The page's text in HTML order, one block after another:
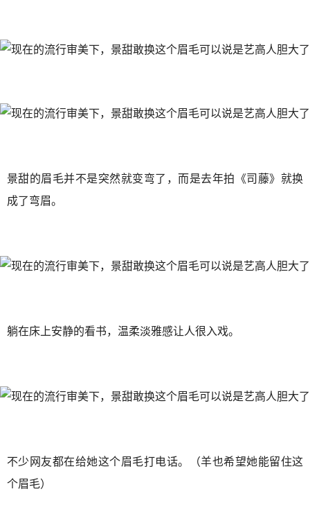
景甜的眉毛并不是突然就变弯了，而是去年拍《司藤》就换
成了弯眉。
躺在床上安静的看书，温柔淡雅感让人很入戏。
不少网友都在给她这个眉毛打电话。（羊也希望她能留住这
个眉毛）